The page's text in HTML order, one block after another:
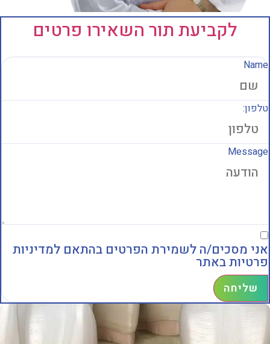
לקביעת תור השאירו פרטים
מסכים/ה לשמירת הפרטים בהתאם למדיניות
באתר
שליחה